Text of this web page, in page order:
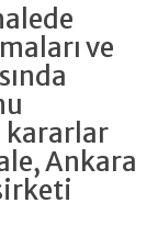
ve
kararlar
Ankara